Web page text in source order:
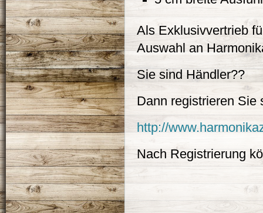
Als Exklusivvertrieb
Auswahl an
Sie sind Händler??
Dann registrieren Sie
http://
Nach Registrierung